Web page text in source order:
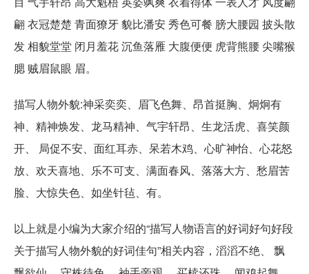
翩 衣冠楚楚 青面獠牙 貌比潘安 秀色可餐 膀大腰园 披头散
发 相貌堂堂 闭月羞花 沉鱼落雁 大腹便便 虎背熊腰 尖嘴猴
腮 贼眉鼠眼 眉。
描写人物外貌:神采奕奕、眉飞色舞、昂首挺胸、炯炯有
神、精神焕发、龙马精神、气宇轩昂、生龙活虎、喜笑颜
开、 局促不安、面红耳赤、呆若木鸡、心旷神怡、心花怒
放、欢天喜地、乐不可支、满面春风、落落大方、愁眉苦
脸、大惊失色、如坐针毡、有。
以上就是小编为大家介绍的“描写人物语言的好词好句好段
关于描写人物外貌的好词佳句”相关内容，滔滔不绝、 飘